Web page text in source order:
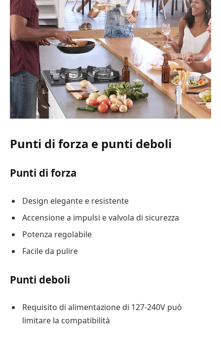
Punti di forza e punti deboli
Punti di forza
Design elegante e resistente
Accensione a impulsi e valvola di sicurezza
Potenza regolabile
Facile da pulire
Punti deboli
Requisito di alimentazione di 127-240V può
limitare la compatibilità